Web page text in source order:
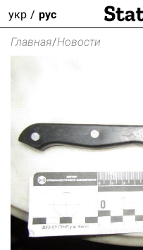
укр рус
Главная/Новости